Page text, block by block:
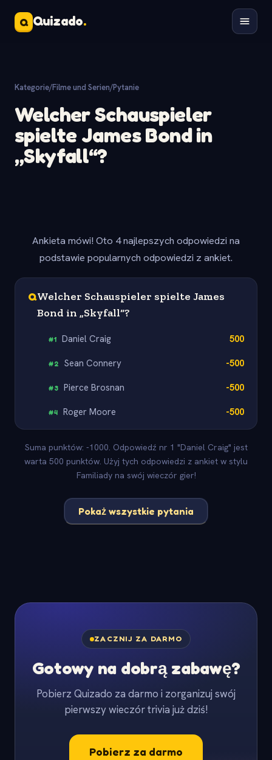
Q Quizado.
Kategorie/Filme und Serien/Pytanie
Welcher Schauspieler
spielte James Bond in
„Skyfall“?
Ankieta mówi! Oto 4 najlepszych odpowiedzi na
podstawie popularnych odpowiedzi z ankiet.
QWelcher Schauspieler spielte James
Bond in „Skyfall“?
#1 Daniel Craig 500
#2 Sean Connery -500
#3 Pierce Brosnan -500
#4 Roger Moore -500
Suma punktów: -1000. Odpowiedź nr 1 "Daniel Craig" jest
warta 500 punktów. Użyj tych odpowiedzi z ankiet w stylu
Familiady na swój wieczór gier!
Pokaż wszystkie pytania
ZACZNIJ ZA DARMO
Gotowy na dobrą zabawę?
Pobierz Quizado za darmo i zorganizuj swój
pierwszy wieczór trivia już dziś!
Pobierz za darmo